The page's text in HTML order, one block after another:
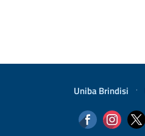
Uniba Brindisi ·